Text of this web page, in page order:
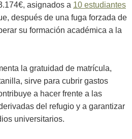
asignados a 10 estudiantes
después de una fuga forzada de
su formación académica a la
la gratuidad de matrícula,
sirve para cubrir gastos
a hacer frente a las
del refugio y a garantizar
universitarios.